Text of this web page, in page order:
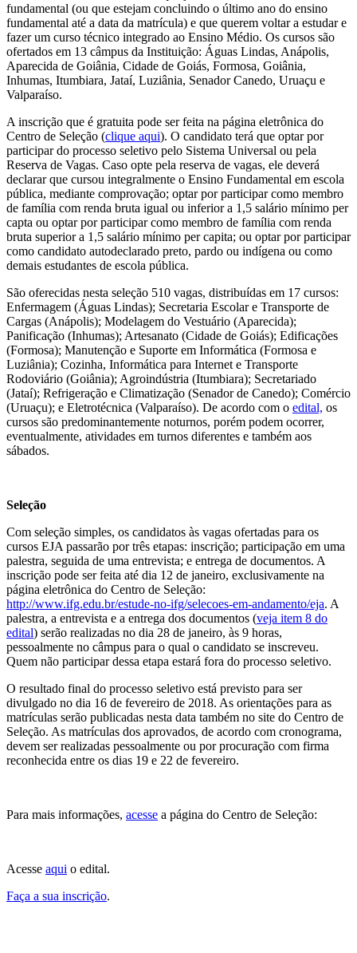
fundamental (ou que estejam concluindo o último ano do ensino
fundamental até a data da matrícula) e que querem voltar a estudar e
fazer um curso técnico integrado ao Ensino Médio. Os cursos são
ofertados em 13 câmpus da Instituição: Águas Lindas, Anápolis,
Aparecida de Goiânia, Cidade de Goiás, Formosa, Goiânia,
Inhumas, Itumbiara, Jataí, Luziânia, Senador Canedo, Uruaçu e
Valparaíso.
A inscrição que é gratuita pode ser feita na página eletrônica do
Centro de Seleção (clique aqui). O candidato terá que optar por
participar do processo seletivo pelo Sistema Universal ou pela
Reserva de Vagas. Caso opte pela reserva de vagas, ele deverá
declarar que cursou integralmente o Ensino Fundamental em escola
pública, mediante comprovação; optar por participar como membro
de família com renda bruta igual ou inferior a 1,5 salário mínimo per
capta ou optar por participar como membro de família com renda
bruta superior a 1,5 salário mínimo per capita; ou optar por participar
como candidato autodeclarado preto, pardo ou indígena ou como
demais estudantes de escola pública.
São oferecidas nesta seleção 510 vagas, distribuídas em 17 cursos:
Enfermagem (Águas Lindas); Secretaria Escolar e Transporte de
Cargas (Anápolis); Modelagem do Vestuário (Aparecida);
Panificação (Inhumas); Artesanato (Cidade de Goiás); Edificações
(Formosa); Manutenção e Suporte em Informática (Formosa e
Luziânia); Cozinha, Informática para Internet e Transporte
Rodoviário (Goiânia); Agroindústria (Itumbiara); Secretariado
(Jataí); Refrigeração e Climatização (Senador de Canedo); Comércio
(Uruaçu); e Eletrotécnica (Valparaíso). De acordo com o edital, os
cursos são predominantemente noturnos, porém podem ocorrer,
eventualmente, atividades em turnos diferentes e também aos
sábados.
Seleção
Com seleção simples, os candidatos às vagas ofertadas para os
cursos EJA passarão por três etapas: inscrição; participação em uma
palestra, seguida de uma entrevista; e entrega de documentos. A
inscrição pode ser feita até dia 12 de janeiro, exclusivamente na
página eletrônica do Centro de Seleção:
http://www.ifg.edu.br/estude-no-ifg/selecoes-em-andamento/eja. A
palestra, a entrevista e a entrega dos documentos (veja item 8 do
edital) serão realizadas no dia 28 de janeiro, às 9 horas,
pessoalmente no câmpus para o qual o candidato se inscreveu.
Quem não participar dessa etapa estará fora do processo seletivo.
O resultado final do processo seletivo está previsto para ser
divulgado no dia 16 de fevereiro de 2018. As orientações para as
matrículas serão publicadas nesta data também no site do Centro de
Seleção. As matrículas dos aprovados, de acordo com cronograma,
devem ser realizadas pessoalmente ou por procuração com firma
reconhecida entre os dias 19 e 22 de fevereiro.
Para mais informações, acesse a página do Centro de Seleção:
Acesse aqui o edital.
Faça a sua inscrição.